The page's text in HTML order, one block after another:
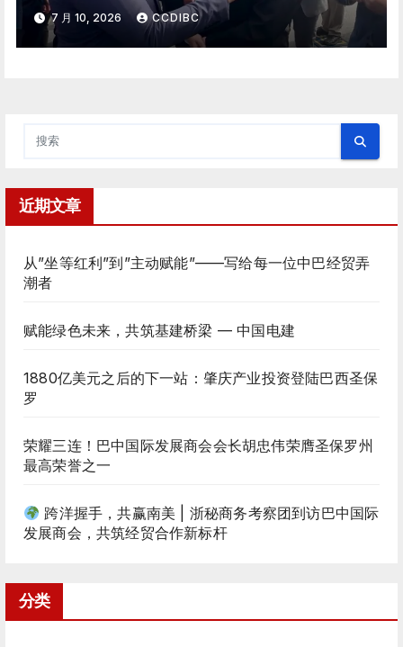
7 月 10, 2026 CCDIBC
近期文章
从”坐等红利”到”主动赋能”——写给每一位中巴经贸弄
潮者
赋能绿色未来，共筑基建桥梁 — 中国电建
1880亿美元之后的下一站：肇庆产业投资登陆巴西圣保
罗
荣耀三连！巴中国际发展商会会长胡忠伟荣膺圣保罗州
最高荣誉之一
跨洋握手，共赢南美 | 浙秘商务考察团到访巴中国际
发展商会，共筑经贸合作新标杆
分类